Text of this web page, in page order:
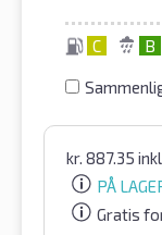
C B
kr. 887.35
PÅ
Gratis